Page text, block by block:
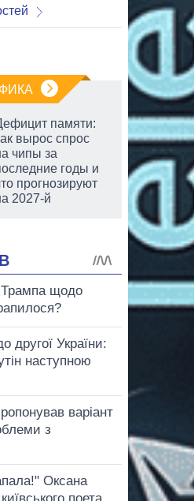
памяти:
вырос спрос
чипы за
годы и
прогнозируют
2027-й